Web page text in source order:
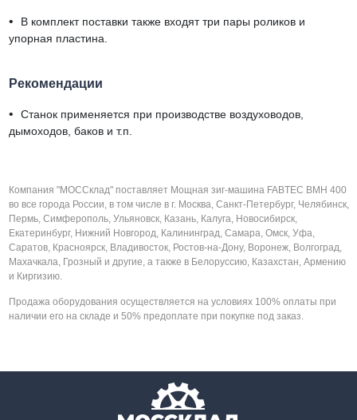
•
В комплект поставки также входят три пары роликов и
упорная пластина.
Рекомендации
•
Станок применяется при производстве воздуховодов,
дымоходов, баков и т.п.
Компания "МОССклад" поставляет Мощная зиг-машина FABTEC BMH 400
во все города России, в том числе в г. Москва, Санкт-Петербург, Челябинск,
Пермь, Симферополь, Ульяновск, Казань, Калуга, Новосибирск,
Екатеринбург, Нижний Новгород, Калининград, Самара, Омск, Уфа,
Саратов, Красноярск, Владивосток, Ростов-на-Дону, Воронеж, Волгоград,
Махачкала, Грозный и другие, а также в Белоруссию, Казахстан, Армению
и Киргизию.
Продажа оборудования осуществляется на условиях 100% оплаты при
наличии его на складе и 50% предоплате при покупке под заказ.